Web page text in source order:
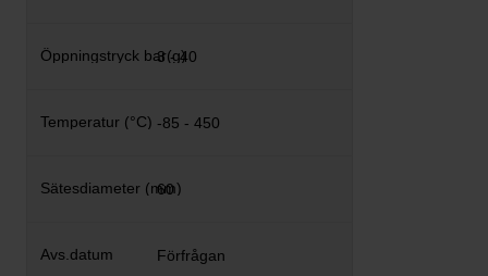
3 - 40
-85 - 450
60
Förfrågan